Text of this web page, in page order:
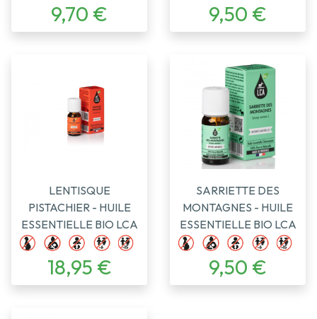
9,70 € 9,50 €
LENTISQUE
PISTACHIER - HUILE
ESSENTIELLE BIO LCA
18,95 €
SARRIETTE DES
MONTAGNES - HUILE
ESSENTIELLE BIO LCA
9,50 €